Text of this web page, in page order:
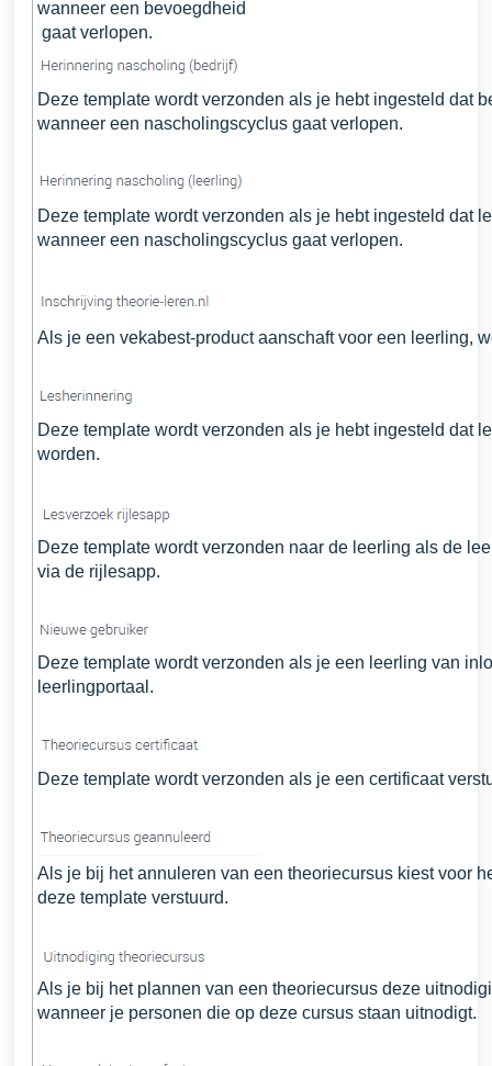
wanneer een bevoegdheid
gaat verlopen.
Deze template wordt verzonden als je hebt ingesteld dat
wanneer een nascholingscyclus gaat verlopen.
Deze template wordt verzonden als je hebt ingesteld dat
wanneer een nascholingscyclus gaat verlopen.
Als je een vekabest-product aanschaft voor een leerling,
Deze template wordt verzonden als je hebt ingesteld dat
worden.
Deze template wordt verzonden naar de leerling als de
via de rijlesapp.
Deze template wordt verzonden als je een leerling van
leerlingportaal.
Deze template wordt verzonden als je een certificaat
Als je bij het annuleren van een theoriecursus kiest voor
deze template verstuurd.
Als je bij het plannen van een theoriecursus deze
wanneer je personen die op deze cursus staan uitnodigt.